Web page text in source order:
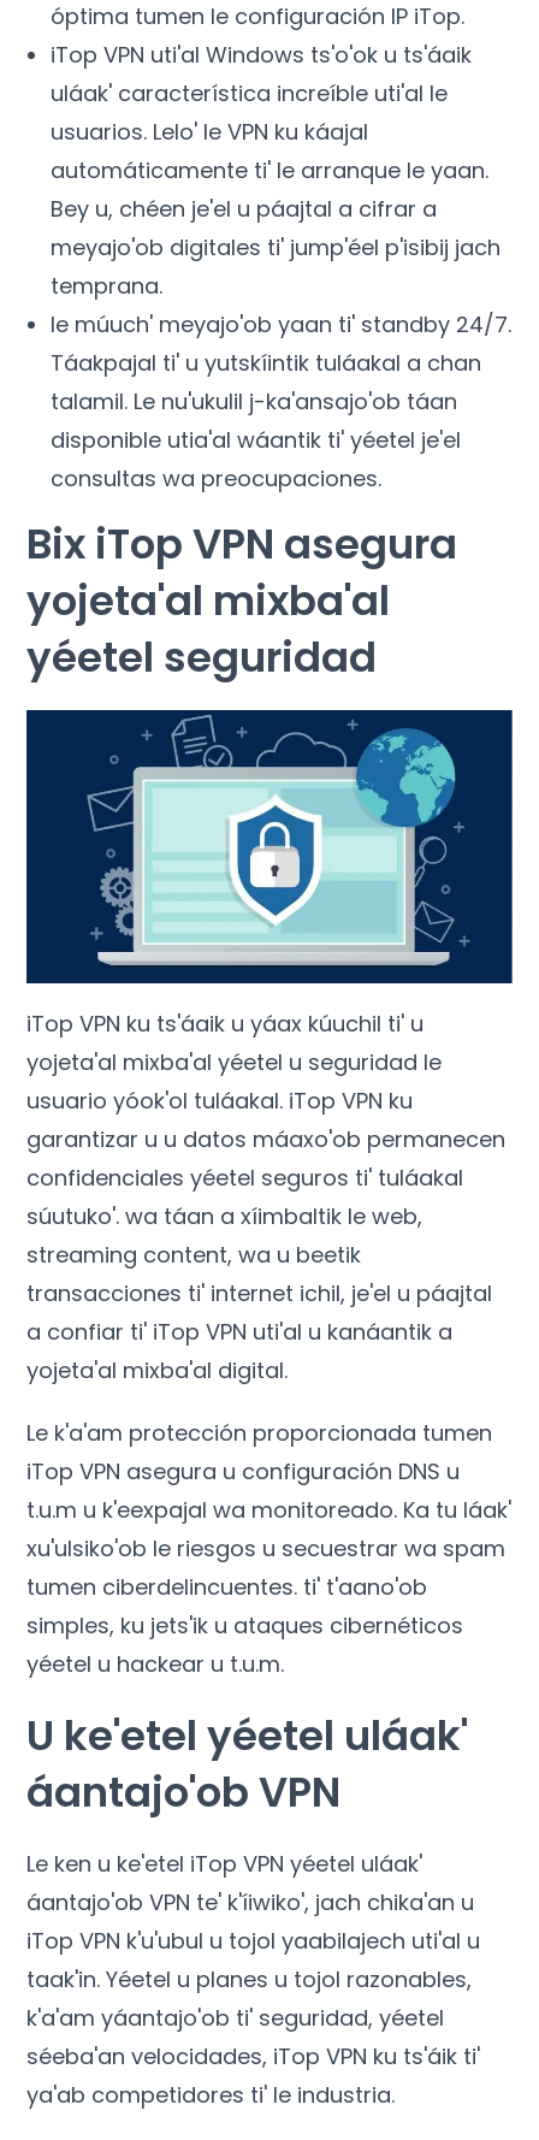
óptima tumen le configuración IP iTop.
iTop VPN uti'al Windows ts'o'ok u ts'áaik
uláak' característica increíble uti'al le
usuarios. Lelo' le VPN ku káajal
automáticamente ti' le arranque le yaan.
Bey u, chéen je'el u páajtal a cifrar a
meyajo'ob digitales ti' jump'éel p'isibij jach
temprana.
le múuch' meyajo'ob yaan ti' standby 24/7.
Táakpajal ti' u yutskíintik tuláakal a chan
talamil. Le nu'ukulil j-ka'ansajo'ob táan
disponible utia'al wáantik ti' yéetel je'el
consultas wa preocupaciones.
Bix iTop VPN asegura
yojeta'al mixba'al
yéetel seguridad
iTop VPN ku ts'áaik u yáax kúuchil ti' u
yojeta'al mixba'al yéetel u seguridad le
usuario yóok'ol tuláakal. iTop VPN ku
garantizar u u datos máaxo'ob permanecen
confidenciales yéetel seguros ti' tuláakal
súutuko'. wa táan a xíimbaltik le web,
streaming content, wa u beetik
transacciones ti' internet ichil, je'el u páajtal
a confiar ti' iTop VPN uti'al u kanáantik a
yojeta'al mixba'al digital.
Le k'a'am protección proporcionada tumen
iTop VPN asegura u configuración DNS u
t.u.m u k'eexpajal wa monitoreado. Ka tu láak'
xu'ulsiko'ob le riesgos u secuestrar wa spam
tumen ciberdelincuentes. ti' t'aano'ob
simples, ku jets'ik u ataques cibernéticos
yéetel u hackear u t.u.m.
U ke'etel yéetel uláak'
áantajo'ob VPN
Le ken u ke'etel iTop VPN yéetel uláak'
áantajo'ob VPN te' k'íiwiko', jach chika'an u
iTop VPN k'u'ubul u tojol yaabilajech uti'al u
taak'in. Yéetel u planes u tojol razonables,
k'a'am yáantajo'ob ti' seguridad, yéetel
séeba'an velocidades, iTop VPN ku ts'áik ti'
ya'ab competidores ti' le industria.